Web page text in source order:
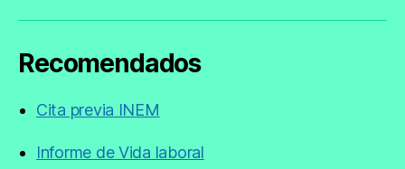
Recomendados
Cita previa INEM
Informe de Vida laboral